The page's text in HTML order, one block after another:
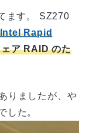
ます。 SZ270
Intel Rapid
ア RAID のた
りましたが、や
した。